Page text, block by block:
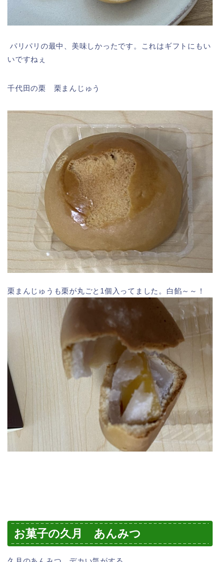
パリパリの最中、美味しかったです。これはギフトにもい
いですねぇ
千代田の栗 栗まんじゅう
栗まんじゅうも栗が丸ごと1個入ってました。白餡～～！
お菓子の久月 あんみつ